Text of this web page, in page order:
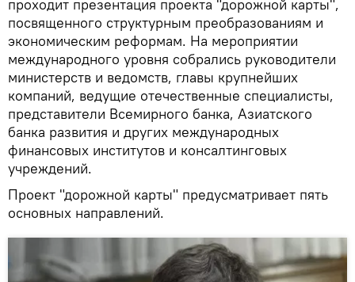
проходит презентация проекта "дорожной карты",
посвященного структурным преобразованиям и
экономическим реформам. На мероприятии
международного уровня собрались руководители
министерств и ведомств, главы крупнейших
компаний, ведущие отечественные специалисты,
представители Всемирного банка, Азиатского
банка развития и других международных
финансовых институтов и консалтинговых
учреждений.
Проект "дорожной карты" предусматривает пять
основных направлений.